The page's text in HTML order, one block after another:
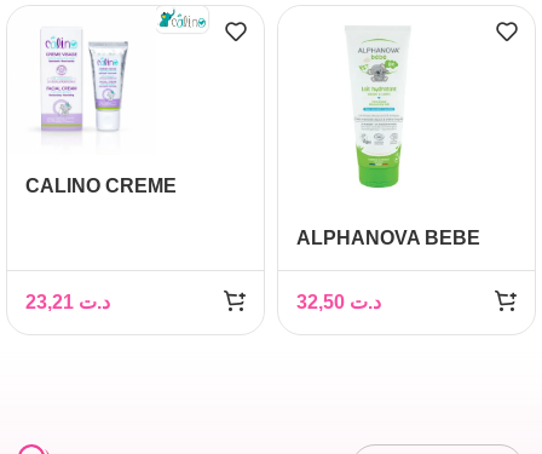
CALINO CREME
د.ت
ALPHANOVA BEBE
VISAGE&CORPS
200ML
د.ت